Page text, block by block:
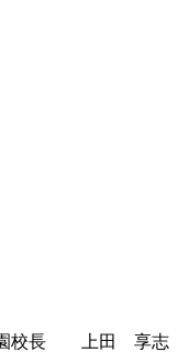
園校長 上田 享志